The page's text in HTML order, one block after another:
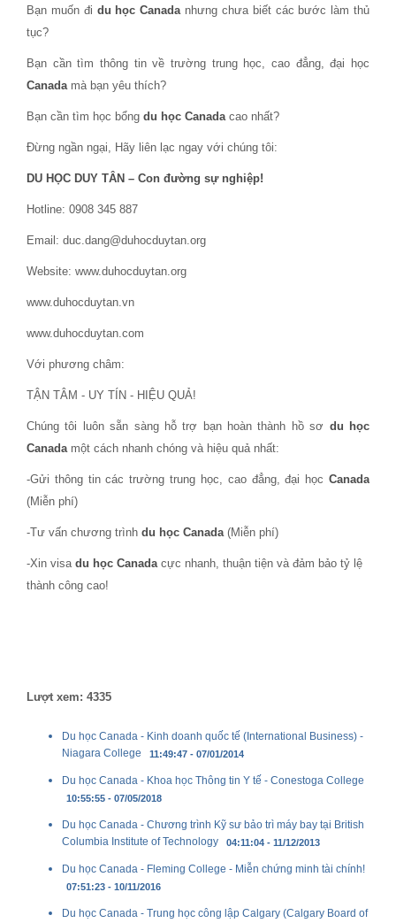
Bạn muốn đi du học Canada nhưng chưa biết các bước làm thủ
tục?
Bạn cần tìm thông tin về trường trung học, cao đẳng, đại học
Canada mà bạn yêu thích?
Bạn cần tìm học bổng du học Canada cao nhất?
Đừng ngần ngại, Hãy liên lạc ngay với chúng tôi:
DU HỌC DUY TÂN – Con đường sự nghiệp!
Hotline: 0908 345 887
Email: duc.dang@duhocduytan.org
Website: www.duhocduytan.org
www.duhocduytan.vn
www.duhocduytan.com
Với phương châm:
TẬN TÂM - UY TÍN - HIỆU QUẢ!
Chúng tôi luôn sẵn sàng hỗ trợ bạn hoàn thành hồ sơ du học
Canada một cách nhanh chóng và hiệu quả nhất:
-Gửi thông tin các trường trung học, cao đẳng, đại học Canada
(Miễn phí)
-Tư vấn chương trình du học Canada (Miễn phí)
-Xin visa du học Canada cực nhanh, thuận tiện và đảm bảo tỷ lệ
thành công cao!
Lượt xem: 4335
Du học Canada - Kinh doanh quốc tế (International Business) -
Niagara College 11:49:47 - 07/01/2014
Du học Canada - Khoa học Thông tin Y tế - Conestoga College
10:55:55 - 07/05/2018
Du học Canada - Chương trình Kỹ sư bảo trì máy bay tại British
Columbia Institute of Technology 04:11:04 - 11/12/2013
Du học Canada - Fleming College - Miễn chứng minh tài chính!
07:51:23 - 10/11/2016
Du học Canada - Trung học công lập Calgary (Calgary Board of